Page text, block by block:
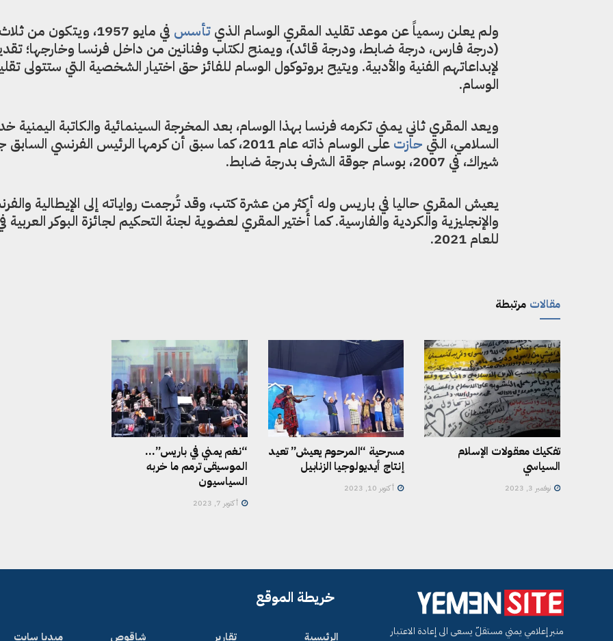
ولم يعلن رسمياً عن موعد تقليد المقري الوسام الذي تأسس
في مايو 1957، ويتكون من
(درجة فارس، درجة ضابط، ودرجة قائد)، ويمنح لكتاب وفنانين من داخل فرنسا وخارجها؛
لإبداعاتهم الفنية والأدبية. ويتيح بروتوكول الوسام للفائز حق اختيار الشخصية التي ستتولى
الوسام.
ويعد المقري ثاني يمني تكرمه فرنسا بهذا الوسام، بعد المخرجة السينمائية والكاتبة اليمنية
السلامي، التي حازت
على الوسام ذاته عام 2011، كما سبق أن كرمها الرئيس الفرنسي
شيراك، في 2007، بوسام جوقة الشرف بدرجة ضابط.
يعيش المقري حاليا في باريس وله أكثر من عشرة كتب، وقد تُرجمت رواياته إلى الإيطالية
والإنجليزية والكردية والفارسية. كما أُختير المقري لعضوية لجنة التحكيم لجائزة البوكر العربية
للعام 2021.
مرتبطة مقالات
تفكيك معقولات الإسلام
السياسي
نوفمبر 3, 2023
مسرحية “المرحوم يعيش” تعيد
إنتاج أيديولوجيا الزنابيل
أكتوبر 10, 2023
“نغم يمني في باريس”…
الموسيقى ترمم ما خربه
السياسيون
أكتوبر 7, 2023
منبر إعلامي يمني مستقلّ يسعى الى إعادة الاعتبار
خريطة الموقع
الرئيسية تقارير شاقوص ميديا سايت